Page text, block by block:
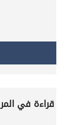
قراءة في